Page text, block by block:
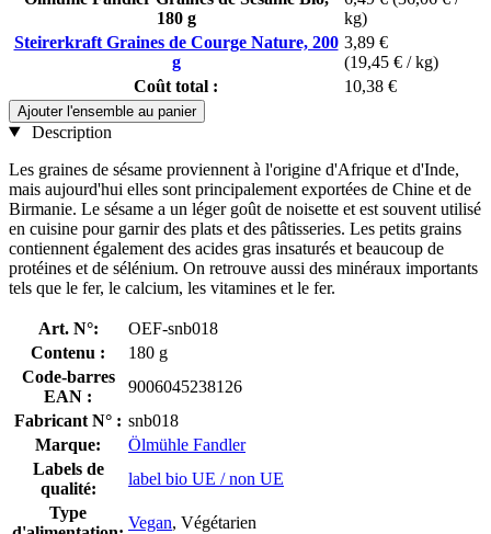
180 g
kg)
Steirerkraft Graines de Courge Nature, 200
g
3,89 €
(19,45 € / kg)
Coût total :
10,38 €
Ajouter l'ensemble au panier
Description
Les graines de sésame proviennent à l'origine d'Afrique et d'Inde,
mais aujourd'hui elles sont principalement exportées de Chine et de
Birmanie. Le sésame a un léger goût de noisette et est souvent utilisé
en cuisine pour garnir des plats et des pâtisseries. Les petits grains
contiennent également des acides gras insaturés et beaucoup de
protéines et de sélénium. On retrouve aussi des minéraux importants
tels que le fer, le calcium, les vitamines et le fer.
Art. N°:
OEF-snb018
Contenu :
180 g
Code-barres
EAN :
9006045238126
Fabricant N° : snb018
Marque:
Ölmühle Fandler
Labels de
qualité:
label bio UE / non UE
Type
Vegan, Végétarien